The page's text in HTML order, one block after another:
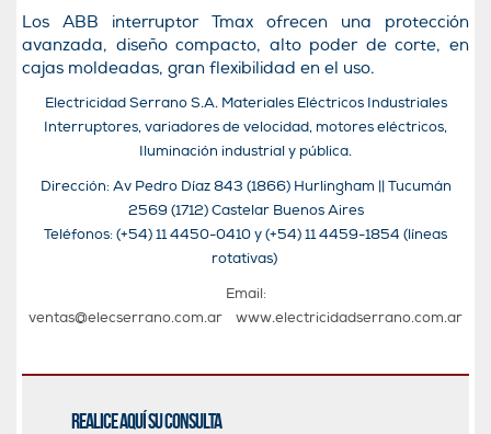
Los ABB interruptor Tmax ofrecen una protección
avanzada, diseño compacto, alto poder de corte, en
cajas moldeadas, gran flexibilidad en el uso.
Electricidad Serrano S.A. Materiales Eléctricos Industriales
Interruptores, variadores de velocidad, motores eléctricos,
Iluminación industrial y pública.
Dirección: Av Pedro Díaz 843 (1866) Hurlingham || Tucumán
2569 (1712) Castelar Buenos Aires
Teléfonos: (+54) 11 4450-0410 y (+54) 11 4459-1854 (líneas
rotativas)
Email:
ventas@elecserrano.com.ar
www.electricidadserrano.com.ar
Realice aquí su consulta